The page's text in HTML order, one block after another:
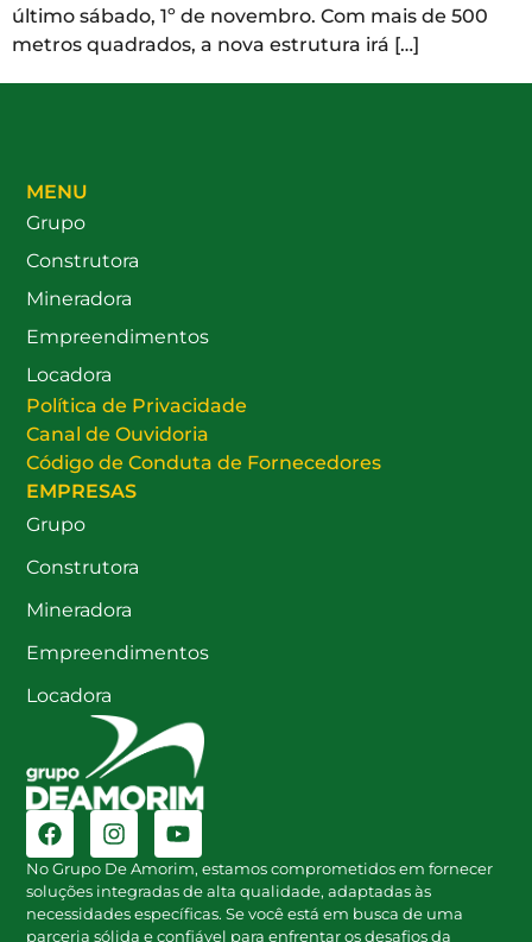
último sábado, 1º de novembro. Com mais de 500
metros quadrados, a nova estrutura irá […]
MENU
Grupo
Construtora
Mineradora
Empreendimentos
Locadora
Política de Privacidade
Canal de Ouvidoria
Código de Conduta de Fornecedores
EMPRESAS
Grupo
Construtora
Mineradora
Empreendimentos
Locadora
No Grupo De Amorim, estamos comprometidos em fornecer
soluções integradas de alta qualidade, adaptadas às
necessidades específicas. Se você está em busca de uma
parceria sólida e confiável para enfrentar os desafios da